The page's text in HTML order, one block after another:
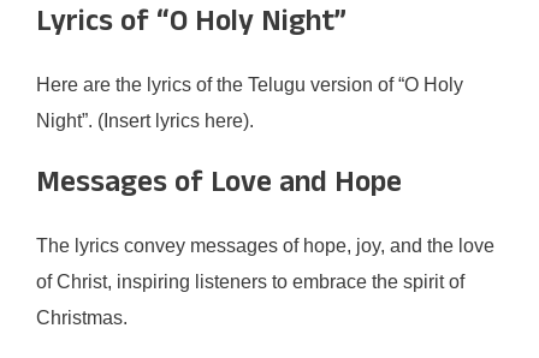
Lyrics of “O Holy Night”
Here are the lyrics of the Telugu version of “O Holy
Night”. (Insert lyrics here).
Messages of Love and Hope
The lyrics convey messages of hope, joy, and the love
of Christ, inspiring listeners to embrace the spirit of
Christmas.